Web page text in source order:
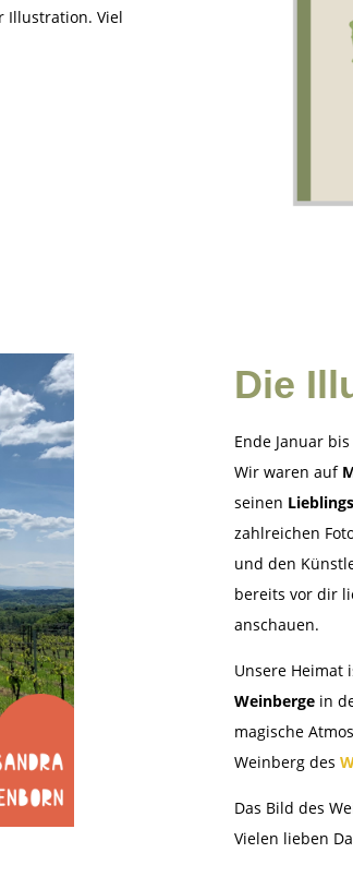
Illustration. Viel
Die
Ende Januar
Wir waren auf
seinen
zahlreichen
und den
bereits vor dir
anschauen.
Unsere Heimat
Weinbergein
magische
Weinberg des
Das Bild des
Vielen lieben